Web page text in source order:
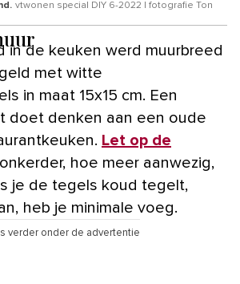
vtwonen special DIY 6-2022 | fotografie Ton
in de keuken werd muurbreed
met witte
in maat 15x15 cm. Een
doet denken aan een oude
Let op de
hoe meer aanwezig,
je de tegels koud tegelt,
heb je minimale voeg.
verder onder de advertentie